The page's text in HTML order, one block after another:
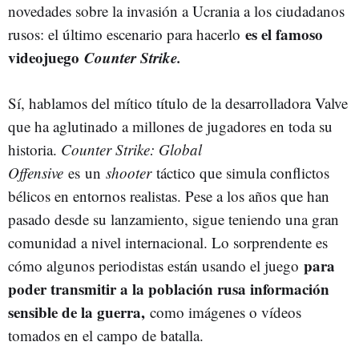
novedades sobre la invasión a Ucrania a los ciudadanos
rusos: el último escenario para hacerlo es el famoso
videojuego Counter Strike.
Sí, hablamos del mítico título de la desarrolladora Valve
que ha aglutinado a millones de jugadores en toda su
historia. Counter Strike: Global
Offensive es un shooter táctico que simula conflictos
bélicos en entornos realistas. Pese a los años que han
pasado desde su lanzamiento, sigue teniendo una gran
comunidad a nivel internacional. Lo sorprendente es
cómo algunos periodistas están usando el juego para
poder transmitir a la población rusa información
sensible de la guerra, como imágenes o vídeos
tomados en el campo de batalla.